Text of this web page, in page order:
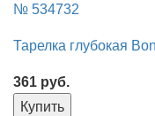
№ 534732
Тарелка глубокая
361 руб.
Купить